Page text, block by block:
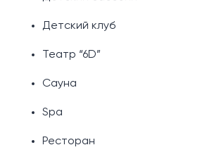
Детский клуб
Театр “6D”
Сауна
Spa
Ресторан